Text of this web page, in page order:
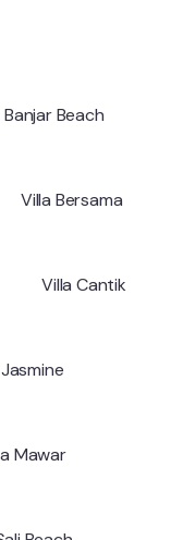
Banjar Beach
Villa Bersama
Villa Cantik
Mawar